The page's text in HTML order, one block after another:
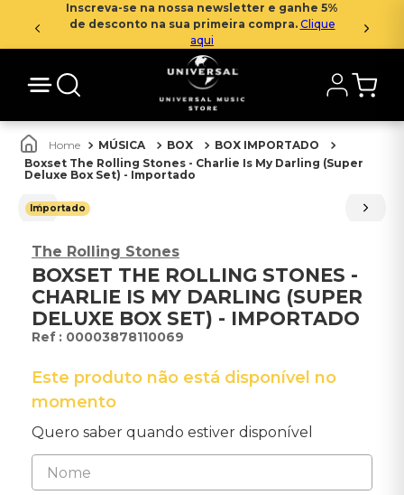
Inscreva-se na nossa newsletter e ganhe 5%
de desconto na sua primeira compra. Clique
aqui
MÚSICA BOX
BOX IMPORTADO
Boxset The Rolling Stones - Charlie Is My Darling (Super
Deluxe Box Set) - Importado
Importado
The Rolling Stones
BOXSET THE ROLLING STONES -
CHARLIE IS MY DARLING (SUPER
DELUXE BOX SET) - IMPORTADO
: 00003878110069
Este produto não está disponível no
momento
Quero saber quando estiver disponível